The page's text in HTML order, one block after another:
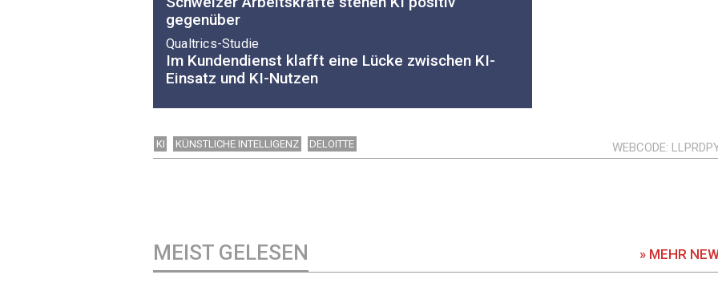
gegenüber
Qualtrics-Studie
Im Kundendienst klafft eine Lücke zwischen KI-
Einsatz und KI-Nutzen
KI KÜNSTLICHE INTELLIGENZ DELOITTE WEBCODE
MEIST GELESEN » MEHR